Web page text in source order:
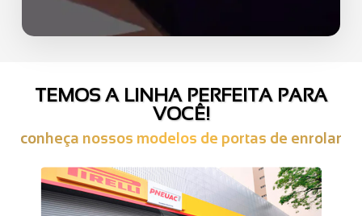
TEMOS A LINHA PERFEITA PARA
VOCÊ!
conheça nossos modelos de portas de enrolar